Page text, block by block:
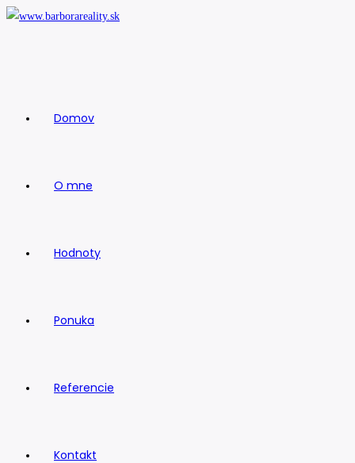
Skip
Domov
O mne
Hodnoty
Ponuka
Referencie
Kontakt